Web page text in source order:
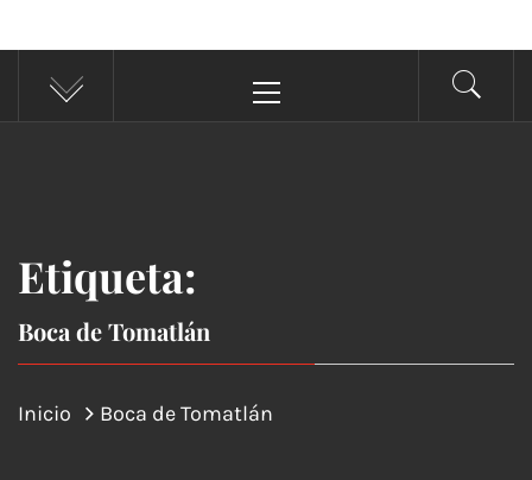
principal
Etiqueta:
Boca de Tomatlán
Inicio Boca de Tomatlán